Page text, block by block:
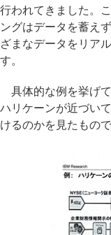
行われてきました。
ングはデータを蓄え
ざまなデータをリア
す。
具体的な例を挙げ
ハリケーンが近づい
けるのかを見たもので